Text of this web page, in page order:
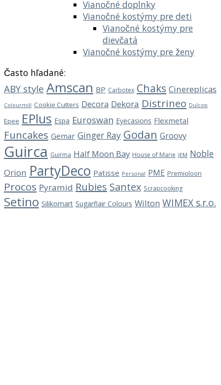
Vianočné doplnky
Vianočné kostýmy pre deti
Vianočné kostýmy pre
dievčatá
Vianočné kostýmy pre ženy
Často hľadané:
ABY style Amscan BP Carbotex Chaks Cinereplicas
Colourmill Cookie Cutters Decora Dekora Distrineo Dulcop
Epee EPlus Espa Euroswan Eyecasions Flexmetal
Funcakes Gemar Ginger Ray Godan Groovy
Guirca Guirma Half Moon Bay House of Marie JEM Noble
Orion PartyDeco Patisse Personal PME Premioloon
Procos Pyramid Rubies Santex Scrapcooking
Setino Silikomart Sugarflair Colours Wilton WIMEX s.r.o.